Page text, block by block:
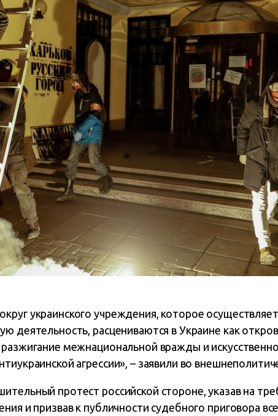
украинского учреждения, которое
деятельность, расцениваются в Украине как
межнациональной вражды и
агрессии», – заявили во
протест российской стороне, указав на
и призвав к публичности судебного приговора